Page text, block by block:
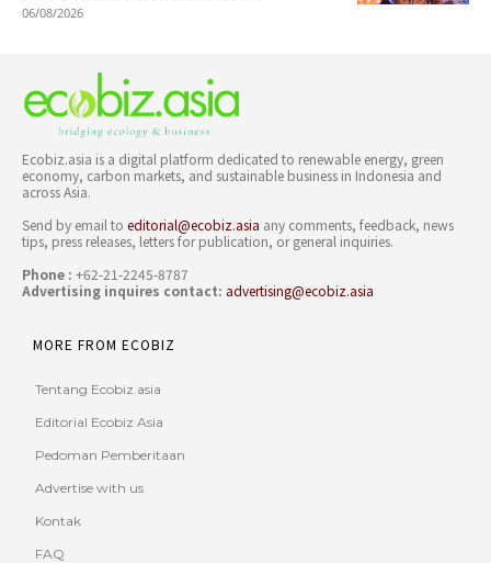
06/08/2026
Ecobiz.asia is a digital platform dedicated to renewable energy, green
economy, carbon markets, and sustainable business in Indonesia and
across Asia.
Send by email to editorial@ecobiz.asia any comments, feedback, news
tips, press releases, letters for publication, or general inquiries.
Phone : +62-21-2245-8787
Advertising inquires contact: advertising@ecobiz.asia
MORE FROM ECOBIZ
Tentang Ecobiz.asia
Editorial Ecobiz Asia
Pedoman Pemberitaan
Advertise with us
Kontak
FAQ